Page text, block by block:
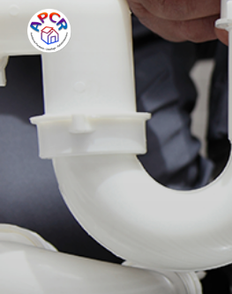
Panneau de gestion des cookies